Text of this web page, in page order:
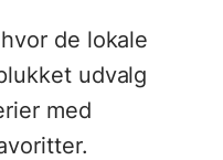
de lokale
udvalg
med